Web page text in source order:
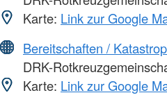
Karte: Link zur Google
Bereitschaften /
DRK-
Karte: Link zur Google